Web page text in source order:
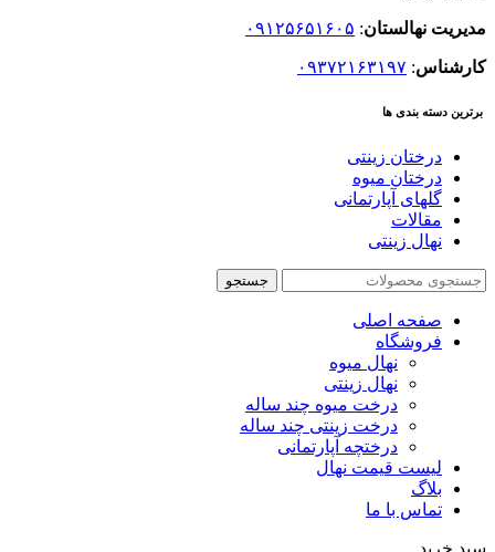
مدیریت نهالستان: ۰۹۱۲۵۶۵۱۶۰۵
کارشناس: ۰۹۳۷۲۱۶۳۱۹۷
برترین دسته بندی ها
درختان زینتی
درختان میوه
گلهای آپارتمانی
مقالات
نهال زینتی
جستجو
صفحه اصلی
فروشگاه
نهال میوه
نهال زینتی
درخت میوه چند ساله
درخت زینتی چند ساله
درختچه آپارتمانی
لیست قیمت نهال
بلاگ
تماس با ما